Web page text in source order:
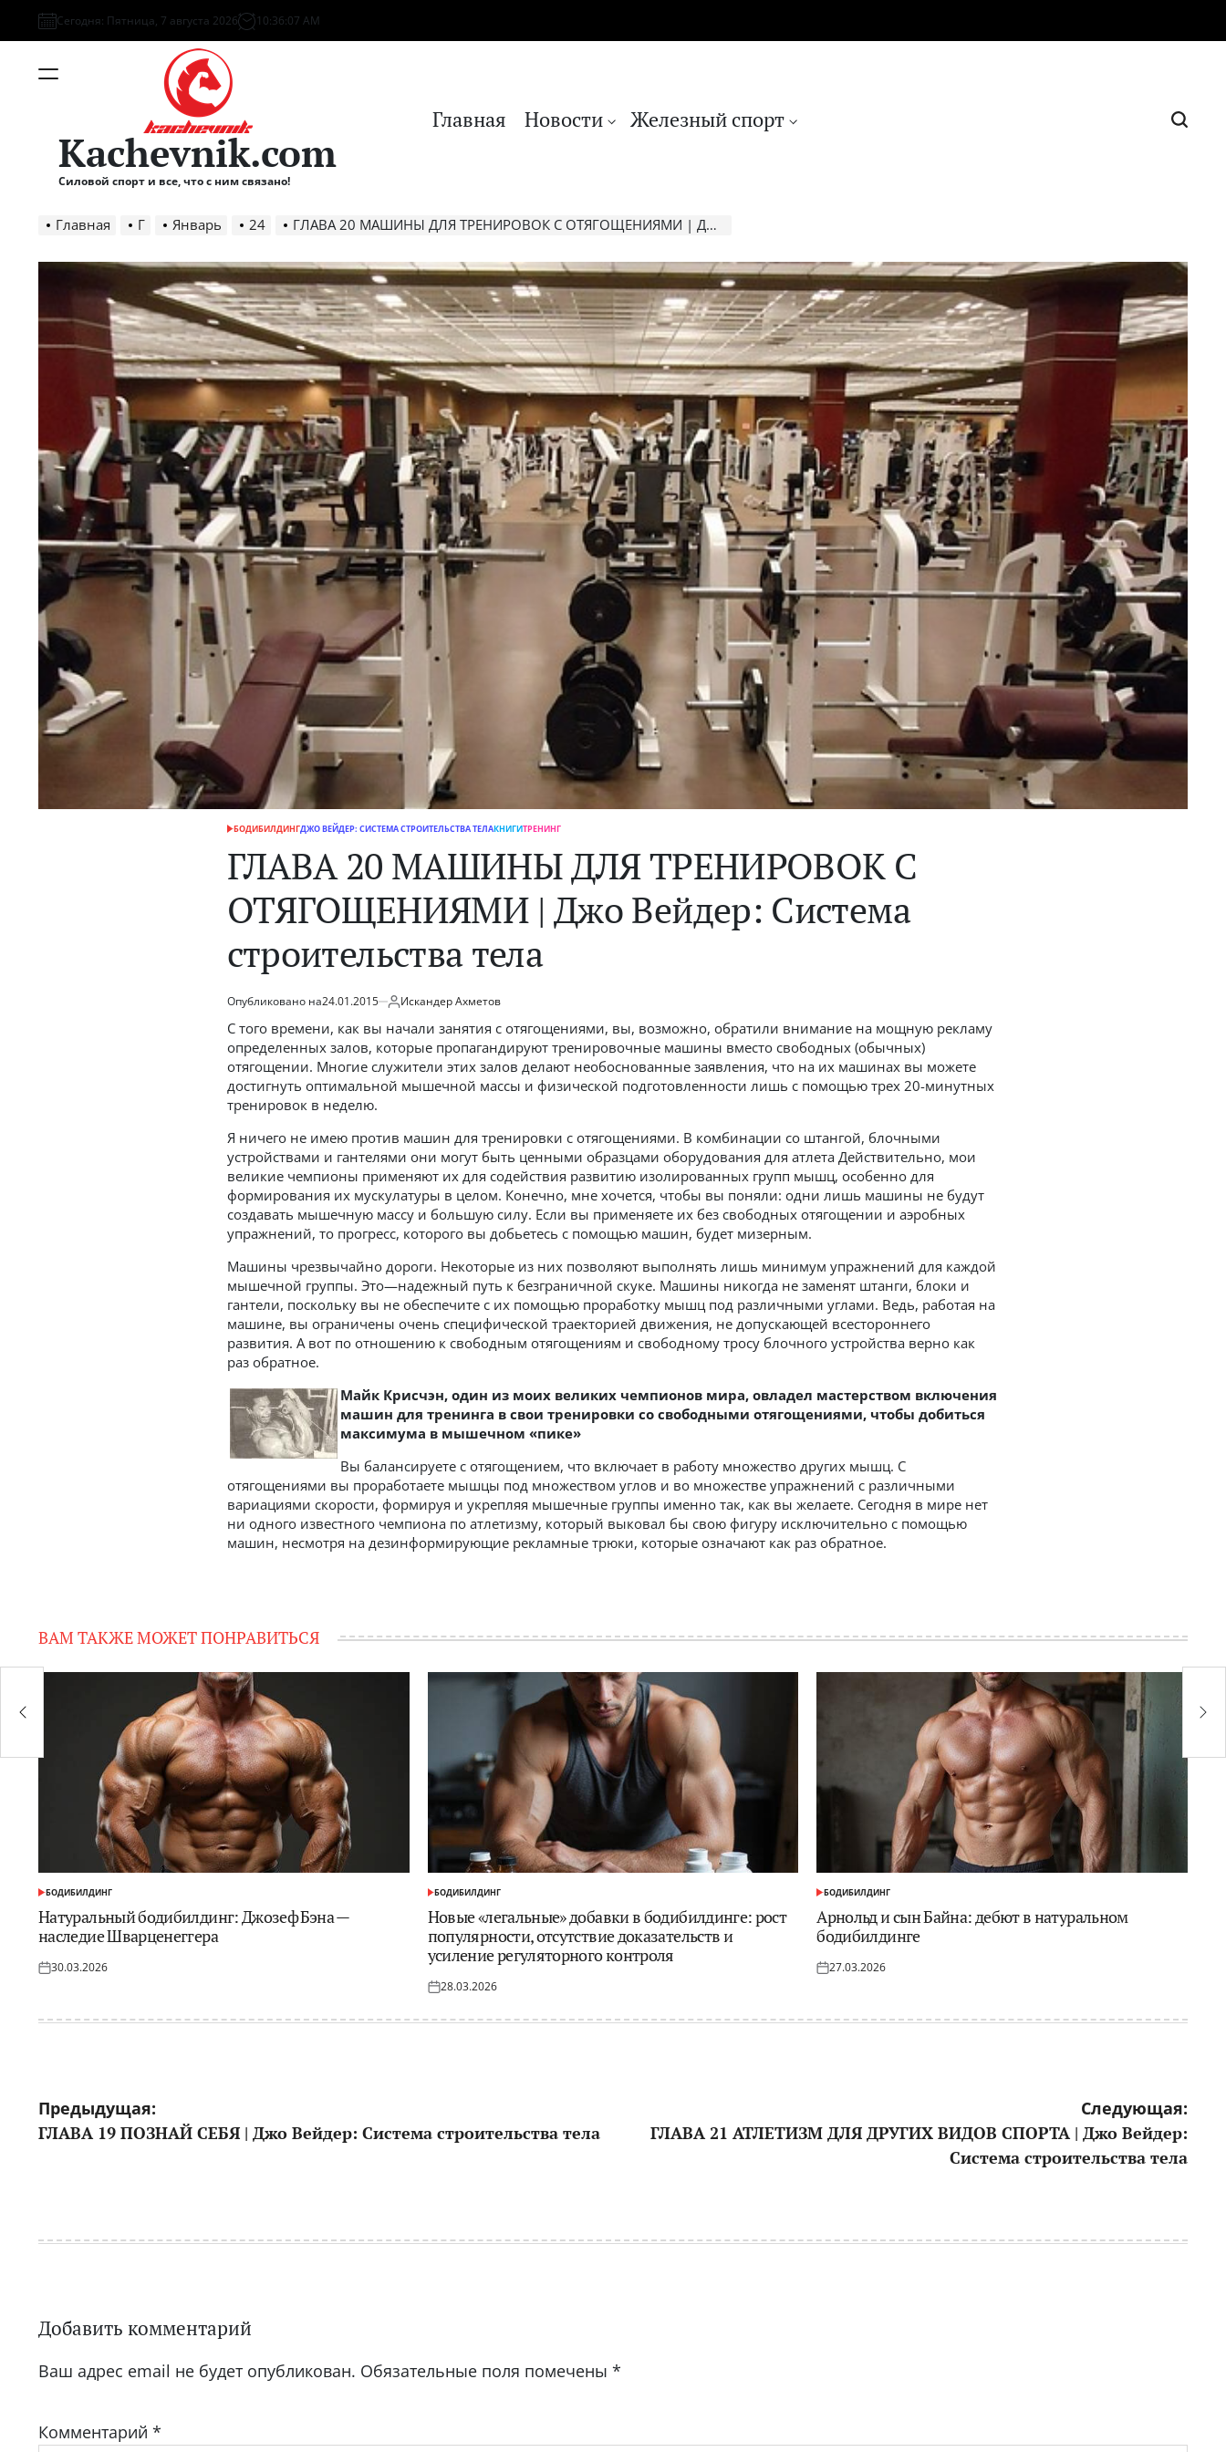
Перейти
к
Сегодня: Пятница, 7 августа 2026 10:36:09 AM
Меню
Kachevnik.com
Силовой спорт и все, что с ним связано!
Главная Новости Железный спорт
Главная Г Январь 24 ГЛАВА 20 МАШИНЫ ДЛЯ ТРЕНИРОВОК С ОТЯГОЩЕНИЯМИ | Джо Вейдер: Система строительства тела
ОПУБЛИКОВАНО
БОДИБИЛДИНГДЖО ВЕЙДЕР: СИСТЕМА СТРОИТЕЛЬСТВА ТЕЛАКНИГИТРЕНИНГ
ГЛАВА 20 МАШИНЫ ДЛЯ ТРЕНИРОВОК С
ОТЯГОЩЕНИЯМИ | Джо Вейдер: Система
строительства тела
Опубликовано на24.01.2015 отИскандер Ахметов
С того времени, как вы начали занятия с отягощениями, вы, возможно, обратили внимание на мощную рекламу
определенных залов, которые пропагандируют тренировочные машины вместо свободных (обычных)
отягощении. Многие служители этих залов делают необоснованные заявления, что на их машинах вы можете
достигнуть оптимальной мышечной массы и физической подготовленности лишь с помощью трех 20-минутных
тренировок в неделю.
Я ничего не имею против машин для тренировки с отягощениями. В комбинации со штангой, блочными
устройствами и гантелями они могут быть ценными образцами оборудования для атлета Действительно, мои
великие чемпионы применяют их для содействия развитию изолированных групп мышц, особенно для
формирования их мускулатуры в целом. Конечно, мне хочется, чтобы вы поняли: одни лишь машины не будут
создавать мышечную массу и большую силу. Если вы применяете их без свободных отягощении и аэробных
упражнений, то прогресс, которого вы добьетесь с помощью машин, будет мизерным.
Машины чрезвычайно дороги. Некоторые из них позволяют выполнять лишь минимум упражнений для каждой
мышечной группы. Это—надежный путь к безграничной скуке. Машины никогда не заменят штанги, блоки и
гантели, поскольку вы не обеспечите с их помощью проработку мышц под различными углами. Ведь, работая на
машине, вы ограничены очень специфической траекторией движения, не допускающей всестороннего
развития. А вот по отношению к свободным отягощениям и свободному тросу блочного устройства верно как
раз обратное.
Майк Крисчэн, один из моих великих чемпионов мира, овладел мастерством включения
машин для тренинга в свои тренировки со свободными отягощениями, чтобы добиться
максимума в мышечном «пике»
Вы балансируете с отягощением, что включает в работу множество других мышц. С
отягощениями вы проработаете мышцы под множеством углов и во множестве упражнений с различными
вариациями скорости, формируя и укрепляя мышечные группы именно так, как вы желаете. Сегодня в мире нет
ни одного известного чемпиона по атлетизму, который выковал бы свою фигуру исключительно с помощью
машин, несмотря на дезинформирующие рекламные трюки, которые означают как раз обратное.
ВАМ ТАКЖЕ МОЖЕТ ПОНРАВИТЬСЯ
ОПУБЛИКОВАНО
В
БОДИБИЛДИНГ
Натуральный бодибилдинг: Джозеф Бэна —
наследие Шварценеггера
Опубликовано
30.03.2026
ОПУБЛИКОВАНО
В
БОДИБИЛДИНГ
Новые «легальные» добавки в бодибилдинге: рост
популярности, отсутствие доказательств и
усиление регуляторного контроля
Опубликовано
28.03.2026
ОПУБЛИКОВАНО
В
БОДИБИЛДИНГ
Арнольд и сын Байна: дебют в натуральном
бодибилдинге
Опубликовано
27.03.2026
Навигация
по
Предыдущая:
ГЛАВА 19 ПОЗНАЙ СЕБЯ | Джо Вейдер: Система строительства тела
Следующая:
ГЛАВА 21 АТЛЕТИЗМ ДЛЯ ДРУГИХ ВИДОВ СПОРТА | Джо Вейдер:
Система строительства тела
Добавить комментарий
Ваш адрес email не будет опубликован. Обязательные поля помечены *
Комментарий *